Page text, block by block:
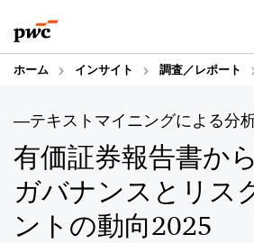
to
content
to
footer
ホーム インサイト 調査／レポート
―テキストマイニングによる分
有価証券報告書か
ガバナンスとリス
ントの動向2025